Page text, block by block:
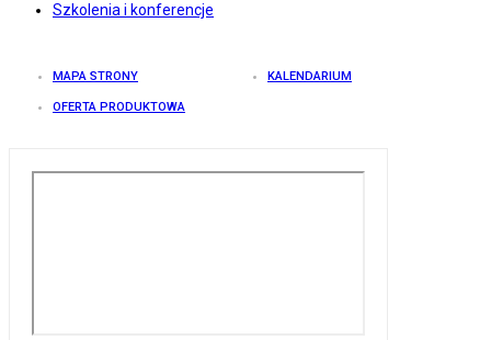
Szkolenia i konferencje
MAPA STRONY KALENDARIUM
OFERTA PRODUKTOWA